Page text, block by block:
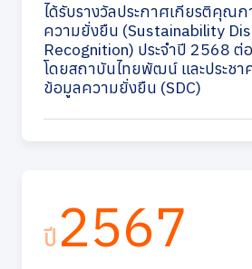
ได้รับรางวัลประกาศเกียรติคุณก
ความยั่งยืน (Sustainability
Recognition) ประจำปี 2568 ต่
โดยสถาบันไทยพัฒน์ และประชา
ข้อมูลความยั่งยืน (SDC)
ปี 2567